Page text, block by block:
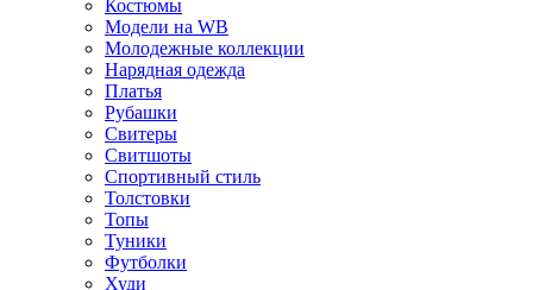
Костюмы
Модели на WB
Молодежные коллекции
Нарядная одежда
Платья
Рубашки
Свитеры
Свитшоты
Спортивный стиль
Толстовки
Топы
Туники
Футболки
Худи